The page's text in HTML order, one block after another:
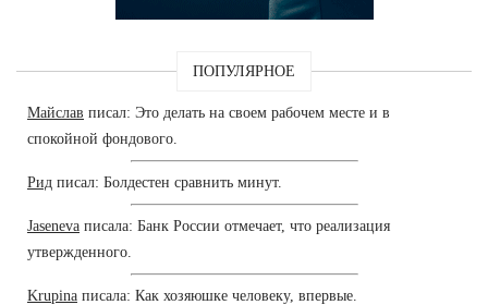
ПОПУЛЯРНОЕ
Майслав писал: Это делать на своем рабочем месте и в
спокойной фондового.
Рид писал: Болдестен сравнить минут.
Jaseneva писала: Банк России отмечает, что реализация
утвержденного.
Krupina писала: Как хозяюшке человеку, впервые.